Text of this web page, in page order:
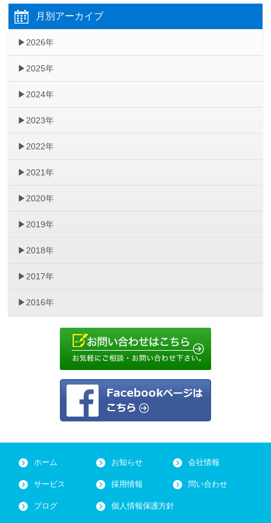
月別アーカイブ
2026年
2025年
2024年
2023年
2022年
2021年
2020年
2019年
2018年
2017年
2016年
ホーム お知らせ 会社情報
サービス 採用情報 問い合わせ
ブログ 個人情報保護方針